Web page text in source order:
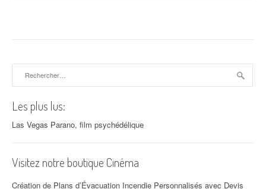
Les plus lus:
Las Vegas Parano, film psychédélique
Visitez notre boutique Cinéma
Création de Plans d’Évacuation Incendie Personnalisés avec Devis